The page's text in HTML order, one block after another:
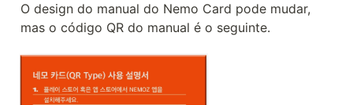
O design do manual do Nemo Card pode mudar,
mas o código QR do manual é o seguinte.